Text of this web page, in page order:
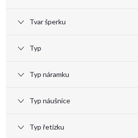
Tvar šperku
Typ
Typ náramku
Typ náušnice
Typ řetízku